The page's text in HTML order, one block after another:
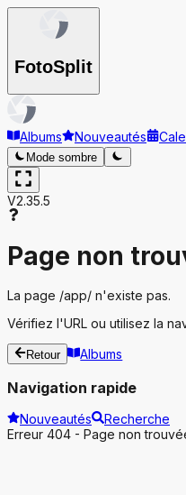
FotoSplit
Albums Nouveautés
Mode sombre
V2.35.5
Page non
La page /app/ n'existe pas.
Vérifiez l'URL ou utilisez la
Retour Albums
Navigation rapide
Nouveautés
Recherche
Erreur 404 - Page non